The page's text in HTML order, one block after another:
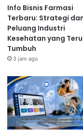
Info Bisnis Farmasi
Terbaru: Strategi
Peluang Industri
Kesehatan yang
Tumbuh
3 jam ago